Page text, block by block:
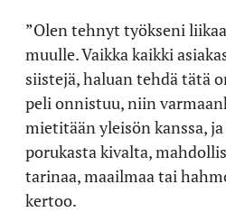
”Olen tehnyt työkseni
muulle. Vaikka kaikki
siistejä, haluan tehdä tätä
peli onnistuu, niin
mietitään yleisön kanssa,
porukasta kivalta,
tarinaa, maailmaa tai
kertoo.